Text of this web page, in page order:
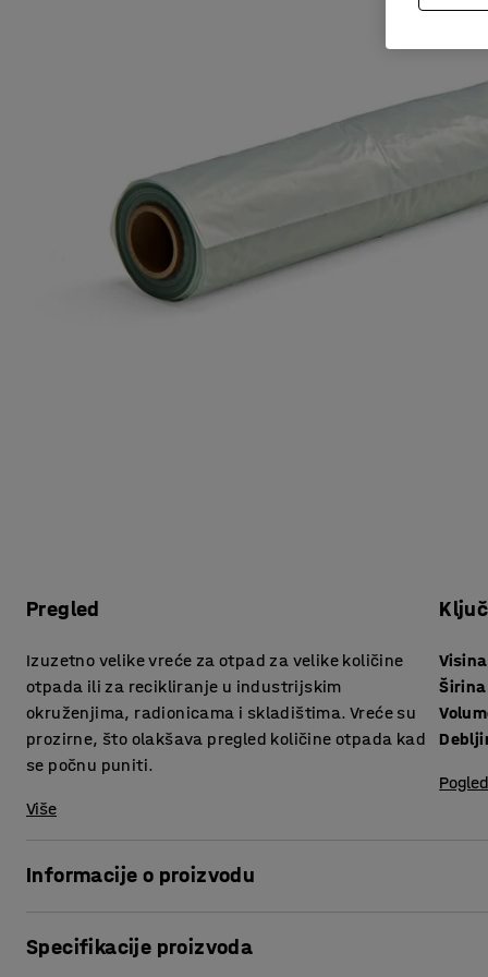
Pregled
Izuzetno velike vreće za otpad za velike količine
otpada ili za recikliranje u industrijskim
okruženjima, radionicama i skladištima. Vreće su
prozirne, što olakšava pregled količine otpada kad
se počnu puniti.
Više
Visina
Širina
Informacije o proizvodu
otpada kod recikliranja, na primjer za ambalažu od
Specifikacije proizvoda